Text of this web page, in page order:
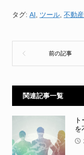
タグ: AI ツール, 不動産
関連記事一覧
を